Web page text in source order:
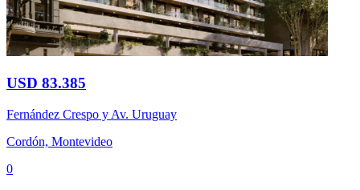
USD 83.385
Fernández Crespo y Av. Uruguay
Cordón, Montevideo
0